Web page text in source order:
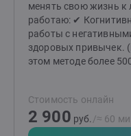
менять свою жизнь к
работаю: ✔
работы с
здоровых привычек.
этом методе более
терапия – для
семейных связей. ✔
достижения целей,
Стоимость онлайн
2 900 руб. /≈ 60